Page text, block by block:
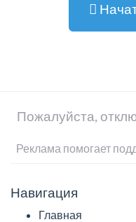
Пожалуйста,
Навигация
Главная